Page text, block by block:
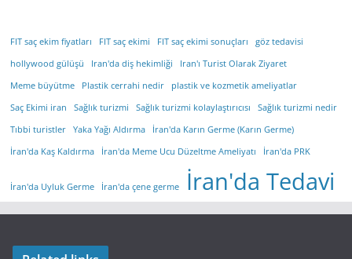
FIT saç ekim fiyatları FIT saç ekimi FIT saç ekimi sonuçları
göz tedavisi
hollywood gülüşü
Iran'da diş hekimliği
Iran'ı Turist Olarak Ziyaret
Meme büyütme
Plastik cerrahi nedir
plastik ve kozmetik ameliyatlar
Saç Ekimi iran
Sağlık turizmi Sağlık turizmi kolaylaştırıcısı
Sağlık turizmi nedir
Tıbbi turistler
Yaka Yağı Aldırma
İran'da Karın Germe (Karın Germe)
İran'da Kaş Kaldırma
İran'da Meme Ucu Düzeltme Ameliyatı İran'da PRK
İran'da Uyluk Germe İran'da çene germe İran'da Tedavi